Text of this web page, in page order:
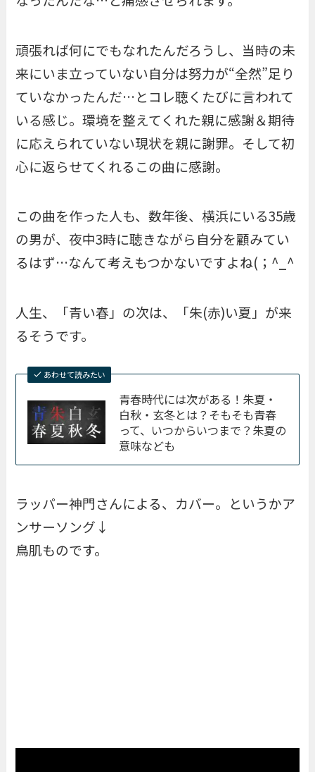
頑張れば何にでもなれたんだろうし、当時の未
来にいま立っていない自分は努力が“全然”足り
ていなかったんだ…とコレ聴くたびに言われて
いる感じ。環境を整えてくれた親に感謝＆期待
に応えられていない現状を親に謝罪。そして初
心に返らせてくれるこの曲に感謝。
この曲を作った人も、数年後、横浜にいる35歳
の男が、夜中3時に聴きながら自分を顧みてい
るはず…なんて考えもつかないですよね(；^_^
人生、「青い春」の次は、「朱(赤)い夏」が来
るそうです。
あわせて読みたい
青春時代には次がある！朱夏・
白秋・玄冬とは？そもそも青春
って、いつからいつまで？朱夏の
意味なども
ラッパー神門さんによる、カバー。というかア
ンサーソング↓
鳥肌ものです。